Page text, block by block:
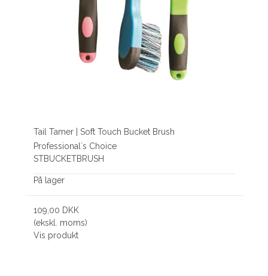
Tail Tamer | Soft Touch Bucket Brush
Professional´s Choice
STBUCKETBRUSH
På lager
109,00 DKK
(ekskl. moms)
Vis produkt